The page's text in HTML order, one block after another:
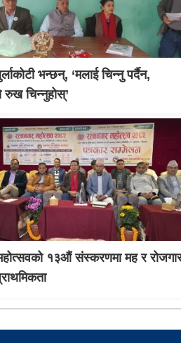
भन्छन्, ‘मलाई चिन्नु पर्दैन,
रुख चिन्नुहोस्’
१३औं संस्करणमा मह र